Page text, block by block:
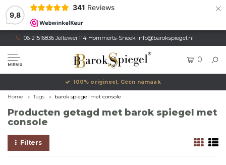
9,8
341 Reviews ×
06-21516836 Jeltewei 114 Hommerts-Sneek info@barokspiegel.nl
MENU
0
100% origineel, Géén namaak
Home Tags barok spiegel met console
Producten getagd met barok spiegel met
console
Filters